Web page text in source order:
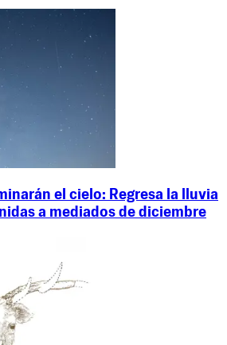
el cielo: Regresa la lluvia
a mediados de diciembre